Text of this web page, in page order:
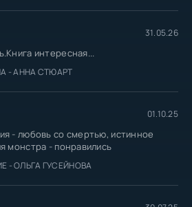
31.05.26
интересная...
- АННА СТЮАРТ
01.10.25
- любовь со смертью, истинное
монстра - понравились
- ОЛЬГА ГУСЕЙНОВА